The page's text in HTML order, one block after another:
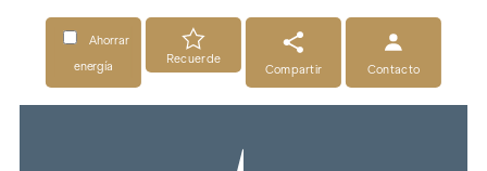
Ahorrar
energía
Recuerde
Compartir
Contacto